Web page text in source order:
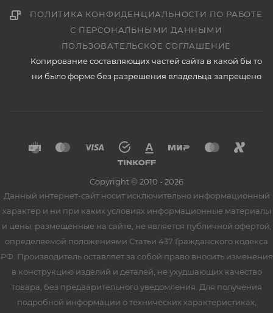
ПОЛИТИКА КОНФИДЕНЦИАЛЬНОСТИ ПО РАБОТЕ
С ПЕРСОНАЛЬНЫМИ ДАННЫМИ
ПОЛЬЗОВАТЕЛЬСКОЕ СОГЛАШЕНИЕ
Копирование составляющих частей сайта в какой бы то
ни было форме без разрешения владельца запрещено
Copyright © 2010 - 2026
Данный интернет-сайт носит исключительно информационный
характер и ни при каких условиях информационные материалы
и цены, размещенные на сайте, не является публичной офертой,
определяемой положениями Статьи 437 Гражданского кодекса
РФ. Производитель оставляет за собой право вносить изменения
в конструкцию изделий и деталей, не ухудшающих качество
товара, без предварительного уведомления. Для получения
подробной информации о технических характеристиках,